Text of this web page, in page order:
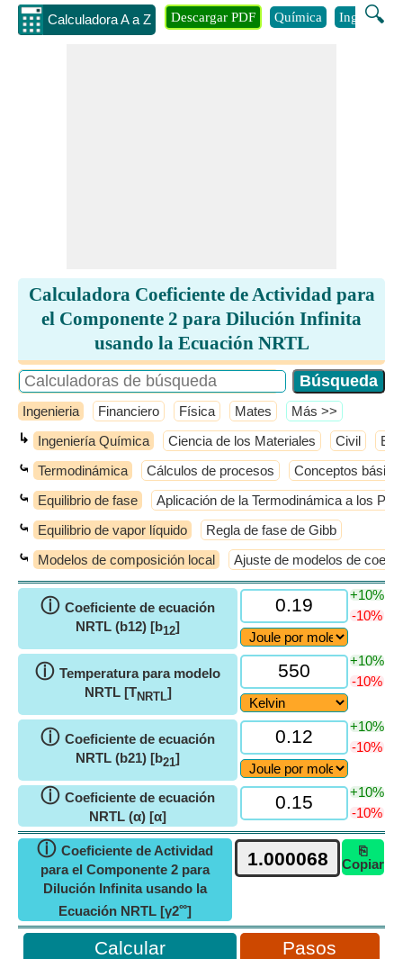
Calculadora A a Z 🔍
Descargar PDF Química Ingenieria
Calculadora Coeficiente de Actividad para
el Componente 2 para Dilución Infinita
usando la Ecuación NRTL
Ingenieria Financiero Física Mates ​Más >>
↳ Ingeniería Química Ciencia de los Materiales Civil
⤿ Termodinámica Cálculos de procesos Conceptos
⤿ Equilibrio de fase Aplicación de la Termodinámica a los
⤿ Equilibrio de vapor líquido Regla de fase de Gibb
⤿ Modelos de composición local Ajuste de modelos de
ⓘ Coeficiente de ecuación
NRTL (b12) [b12]
+10%
-10%
ⓘ Temperatura para modelo
NRTL [TNRTL]
+10%
-10%
ⓘ Coeficiente de ecuación
NRTL (b21) [b21]
+10%
-10%
ⓘ Coeficiente de ecuación
NRTL (α) [α]
+10%
-10%
ⓘ Coeficiente de Actividad
para el Componente 2 para
Dilución Infinita usando la
Ecuación NRTL [γ2∞]
⎘
Copiar
Pasos